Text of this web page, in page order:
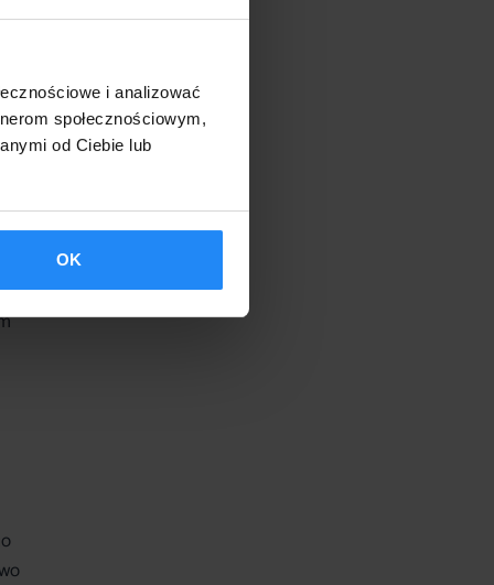
i analizować
społecznościowym,
od Ciebie lub
OK